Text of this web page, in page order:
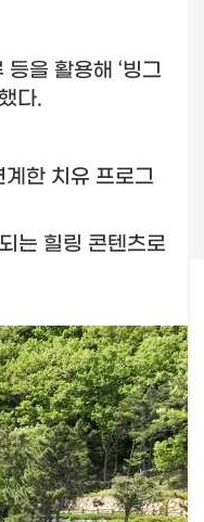
등을 활용해 ‘빙그
다.
한 치유 프로그
는 힐링 콘텐츠로